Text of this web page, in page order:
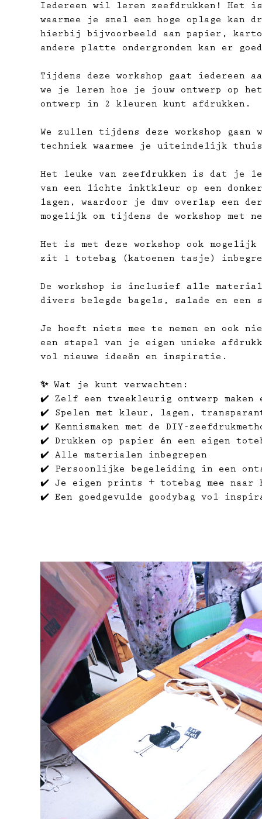
Iedereen wil leren zeefdrukken! Het
waarmee je snel een hoge oplage kan
hierbij bijvoorbeeld aan papier,
andere platte ondergronden kan er
Tijdens deze workshop gaat iedereen
we je leren hoe je jouw ontwerp op
ontwerp in 2 kleuren kunt afdrukken.
We zullen tijdens deze workshop
techniek waarmee je uiteindelijk thuis
Het leuke van zeefdrukken is dat je
van een lichte inktkleur op een
lagen, waardoor je dmv overlap een
mogelijk om tijdens de workshop
Het is met deze workshop ook
zit 1 totebag (katoenen tasje)
De workshop is inclusief alle
divers belegde bagels, salade en een
Je hoeft niets mee te nemen en ook
een stapel van je eigen unieke
vol nieuwe ideeën en inspiratie.
✨ Wat je kunt verwachten:
✔️ Zelf een tweekleurig ontwerp maken
✔️ Spelen met kleur, lagen,
✔️ Kennismaken met de DIY-
✔️ Drukken op papier én een eigen
✔️ Alle materialen inbegrepen
✔️ Persoonlijke begeleiding in een
✔️ Je eigen prints + totebag mee naar
✔️ Een goedgevulde goodybag vol